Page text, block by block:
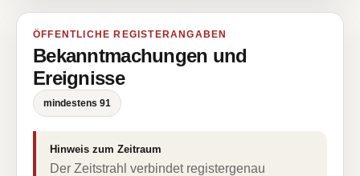
ÖFFENTLICHE REGISTERANGABEN
Bekanntmachungen und
Ereignisse
mindestens 91
Hinweis zum Zeitraum
Der Zeitstrahl verbindet registergenau